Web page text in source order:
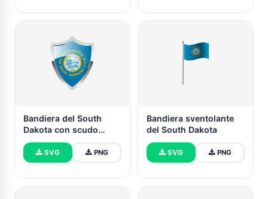
Bandiera del South
Dakota con scudo
medievale
SVG PNG
Bandiera sventolante
del South Dakota
SVG PNG